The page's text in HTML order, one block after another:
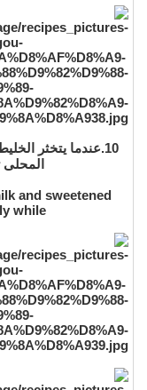
10.عندما يتخثر
and sweetened
while